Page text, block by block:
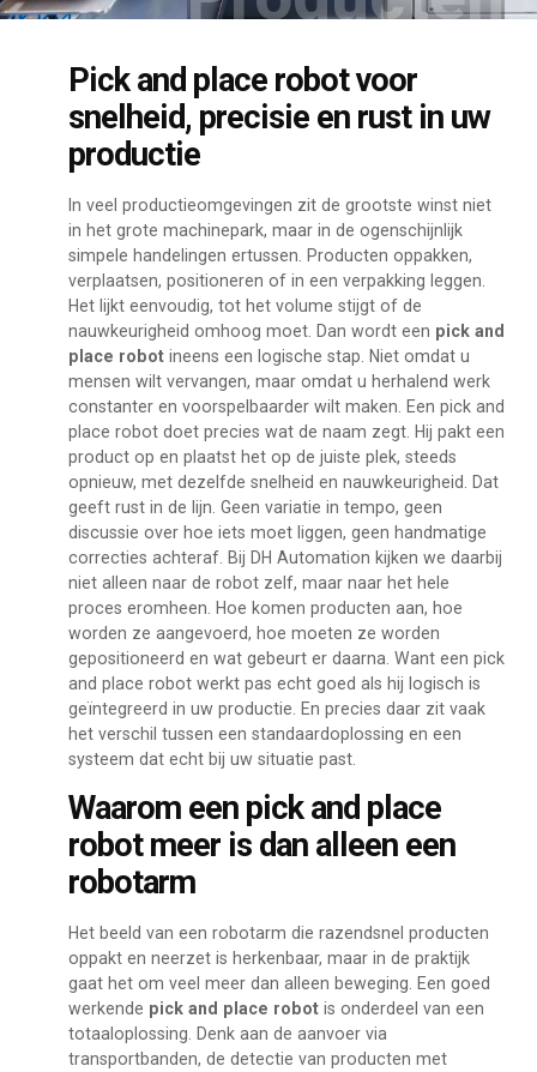
Pick and place robot voor
snelheid, precisie en rust in uw
productie
In veel productieomgevingen zit de grootste winst niet
in het grote machinepark, maar in de ogenschijnlijk
simpele handelingen ertussen. Producten oppakken,
verplaatsen, positioneren of in een verpakking leggen.
Het lijkt eenvoudig, tot het volume stijgt of de
nauwkeurigheid omhoog moet. Dan wordt een pick and
place robotineens een logische stap. Niet omdat u
mensen wilt vervangen, maar omdat u herhalend werk
constanter en voorspelbaarder wilt maken. Een pick and
place robot doet precies wat de naam zegt. Hij pakt een
product op en plaatst het op de juiste plek, steeds
opnieuw, met dezelfde snelheid en nauwkeurigheid. Dat
geeft rust in de lijn. Geen variatie in tempo, geen
discussie over hoe iets moet liggen, geen handmatige
correcties achteraf. Bij DH Automation kijken we daarbij
niet alleen naar de robot zelf, maar naar het hele
proces eromheen. Hoe komen producten aan, hoe
worden ze aangevoerd, hoe moeten ze worden
gepositioneerd en wat gebeurt er daarna. Want een pick
and place robot werkt pas echt goed als hij logisch is
geïntegreerd in uw productie. En precies daar zit vaak
het verschil tussen een standaardoplossing en een
systeem dat echt bij uw situatie past.
Waarom een pick and place
robot meer is dan alleen een
robotarm
Het beeld van een robotarm die razendsnel producten
oppakt en neerzet is herkenbaar, maar in de praktijk
gaat het om veel meer dan alleen beweging. Een goed
werkende pick and place robotis onderdeel van een
totaaloplossing. Denk aan de aanvoer via
transportbanden, de detectie van producten met